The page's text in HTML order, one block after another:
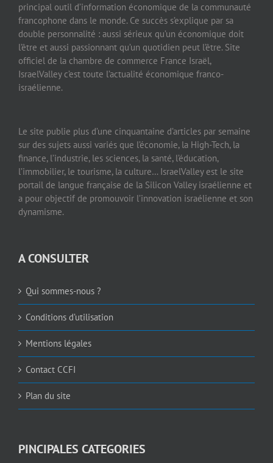
principal outil d’information économique de la communauté
francophone dans le monde. Ce succès s’explique par sa
double personnalité : aussi sérieux qu’un économique doit
l’être et aussi passionnant qu’un quotidien peut l’être. Site
officiel de la chambre de commerce France Israël,
IsraelValley c’est toute l’actualité économique franco-
israélienne.
Le site publie plus d’une cinquantaine d’articles par semaine
sur des sujets aussi variés que l’économie, la High-Tech, la
finance, l’industrie, les sciences, la santé, l’éducation,
l’immobilier, le tourisme, la culture… IsraelValley est le site
portail de langue française de la Silicon Valley israélienne et
a pour objectif de promouvoir l’innovation israélienne et son
dynamisme.
A CONSULTER
Qui sommes-nous ?
Conditions d’utilisation
Mentions légales
Contact CCFI
Plan du site
PINCIPALES CATEGORIES